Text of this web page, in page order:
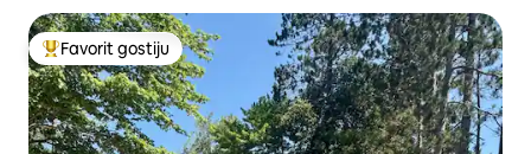
Glavni favorit gostiju
Favorit gostiju